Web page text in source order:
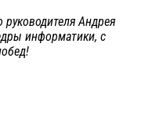
руководителя Андрея
информатики, с